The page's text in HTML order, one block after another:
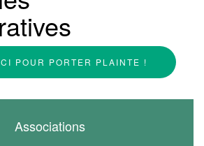
POUR PORTER PLAINTE !
Associations